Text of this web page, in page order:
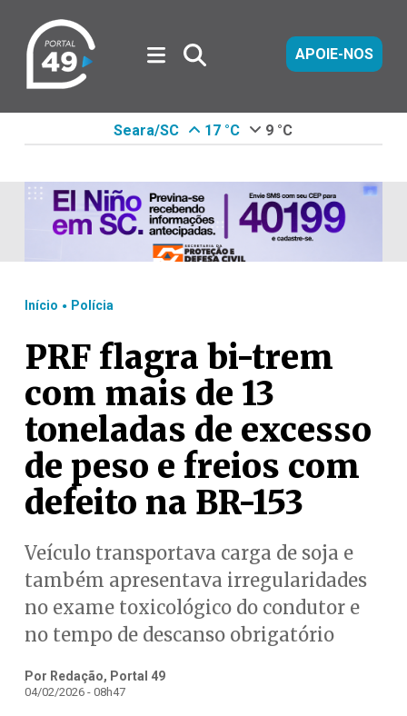
APOIE-NOS
Seara/SC 17 °C 9 °C
Início . Polícia
PRF flagra bi-trem
com mais de 13
toneladas de excesso
de peso e freios com
defeito na BR-153
Veículo transportava carga de soja e
também apresentava irregularidades
no exame toxicológico do condutor e
no tempo de descanso obrigatório
Por Redação, Portal 49
04/02/2026 - 08h47